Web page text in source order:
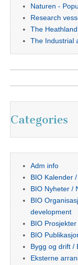
Naturen -
Research
The
The Industrial
Categories
Adm info
BIO Kalender
BIO Nyheter /
BIO
development
BIO
BIO
Bygg og drift /
Eksterne